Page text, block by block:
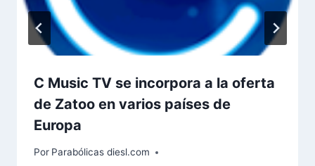
C Music TV se incorpora a la oferta
de Zatoo en varios países de
Europa
Por Parabólicas diesl.com